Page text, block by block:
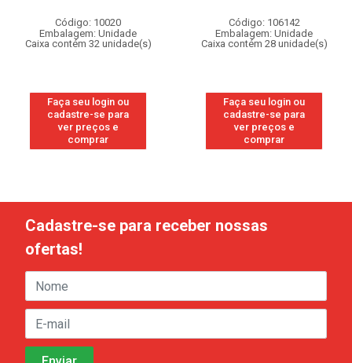
Código: 10020
Embalagem: Unidade
Caixa contém 32 unidade(s)
Faça seu login ou
cadastre-se para
ver preços e
comprar
Código: 106142
Embalagem: Unidade
Caixa contém 28 unidade(s)
Faça seu login ou
cadastre-se para
ver preços e
comprar
Cadastre-se para receber nossas
ofertas!